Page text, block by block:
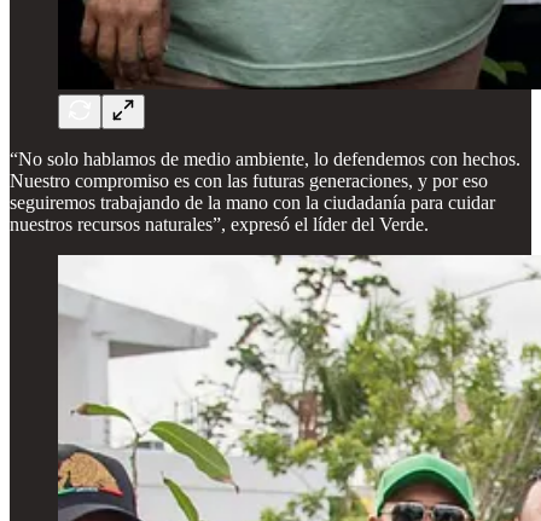
“No solo hablamos de medio ambiente, lo defendemos con hechos.
Nuestro compromiso es con las futuras generaciones, y por eso
seguiremos trabajando de la mano con la ciudadanía para cuidar
nuestros recursos naturales”, expresó el líder del Verde.